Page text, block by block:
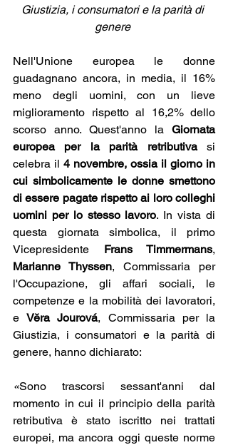
Giustizia, i consumatori e la parità di
genere
Nell'Unione europea le donne
guadagnano ancora, in media, il 16%
meno degli uomini, con un lieve
miglioramento rispetto al 16,2% dello
scorso anno. Quest'anno la Giornata
europea per la parità retributiva si
celebra il 4 novembre, ossia il giorno in
cui simbolicamente le donne smettono
di essere pagate rispetto ai loro colleghi
uomini per lo stesso lavoro. In vista di
questa giornata simbolica, il primo
Vicepresidente Frans Timmermans
Marianne Thyssen, Commissaria per
l'Occupazione, gli affari sociali, le
competenze e la mobilità dei lavoratori,
e Vĕra Jourová, Commissaria per la
Giustizia, i consumatori e la parità di
genere, hanno dichiarato:
«Sono trascorsi sessant'anni dal
momento in cui il principio della parità
retributiva è stato iscritto nei trattati
europei, ma ancora oggi queste norme